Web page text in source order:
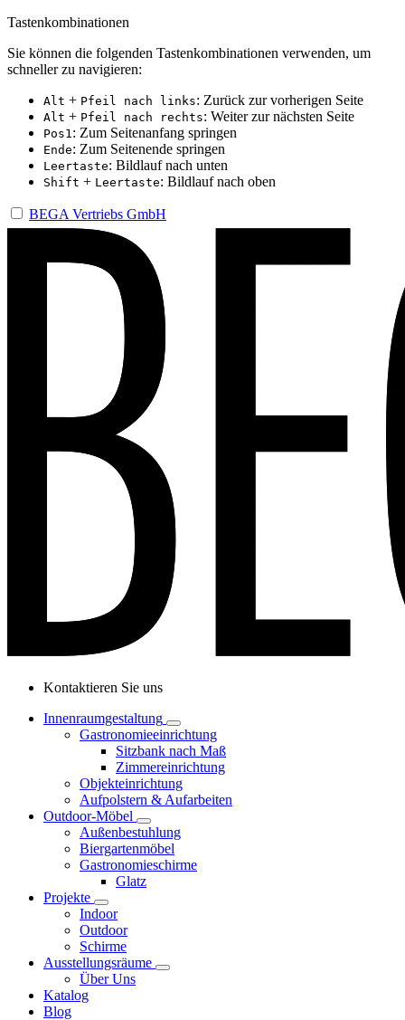
Tastenkombinationen
Sie können die folgenden Tastenkombinationen verwenden, um
schneller zu navigieren:
Alt + Pfeil nach links: Zurück zur vorherigen Seite
Alt + Pfeil nach rechts: Weiter zur nächsten Seite
Pos1: Zum Seitenanfang springen
Ende: Zum Seitenende springen
Leertaste: Bildlauf nach unten
Shift + Leertaste: Bildlauf nach oben
BEGA Vertriebs GmbH
Kontaktieren Sie uns
Innenraumgestaltung
Gastronomieeinrichtung
Sitzbank nach Maß
Zimmereinrichtung
Objekteinrichtung
Aufpolstern & Aufarbeiten
Outdoor-Möbel
Außenbestuhlung
Biergartenmöbel
Gastronomieschirme
Glatz
Projekte
Indoor
Outdoor
Schirme
Ausstellungsräume
Über Uns
Katalog
Blog